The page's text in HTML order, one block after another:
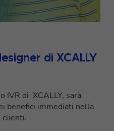
di XCALLY
IVR di XCALLY, sarà
benefici immediati nella
clienti.